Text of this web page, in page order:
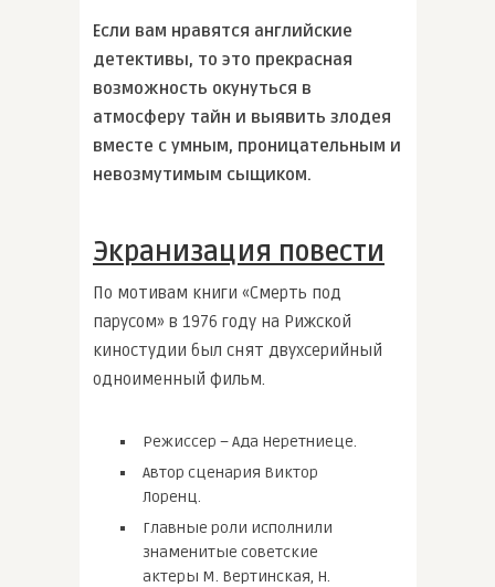
Если вам нравятся английские
детективы, то это прекрасная
возможность окунуться в
атмосферу тайн и выявить злодея
вместе с умным, проницательным и
невозмутимым сыщиком.
Экранизация повести
По мотивам книги «Смерть под
парусом» в 1976 году на Рижской
киностудии был снят двухсерийный
одноименный фильм.
Режиссер – Ада Неретниеце.
Автор сценария Виктор
Лоренц.
Главные роли исполнили
знаменитые советские
актеры М. Вертинская, Н.